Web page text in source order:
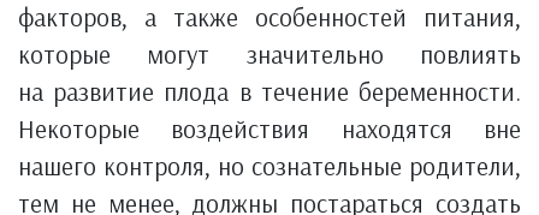
факторов, а также особенностей питания,
которые могут значительно повлиять
на развитие плода в течение беременности.
Некоторые воздействия находятся вне
нашего контроля, но сознательные родители,
тем не менее, должны постараться создать